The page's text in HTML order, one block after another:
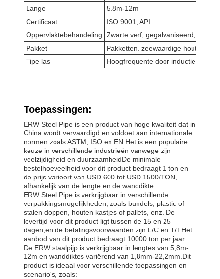
Lange
5.8m-12m
Certificaat
ISO 9001, API
Oppervlaktebehandeling
Zwarte verf, gegalvaniseerd, anti-
Pakket
Pakketten, zeewaardige houten
Tipe las
Hoogfrequente door inductie
Toepassingen:
ERW Steel Pipe is een product van hoge kwaliteit dat in
China wordt vervaardigd en voldoet aan internationale
normen zoals ASTM, ISO en EN.Het is een populaire
keuze in verschillende industrieën vanwege zijn
veelzijdigheid en duurzaamheidDe minimale
bestelhoeveelheid voor dit product bedraagt 1 ton en
de prijs varieert van USD 600 tot USD 1500/TON,
afhankelijk van de lengte en de wanddikte.
ERW Steel Pipe is verkrijgbaar in verschillende
verpakkingsmogelijkheden, zoals bundels, plastic of
stalen doppen, houten kastjes of pallets, enz. De
levertijd voor dit product ligt tussen de 15 en 25
dagen,en de betalingsvoorwaarden zijn L/C en T/THet
aanbod van dit product bedraagt 10000 ton per jaar.
De ERW staalpijp is verkrijgbaar in lengtes van 5,8m-
12m en wanddiktes variërend van 1,8mm-22,2mm.Dit
product is ideaal voor verschillende toepassingen en
scenario's, zoals: